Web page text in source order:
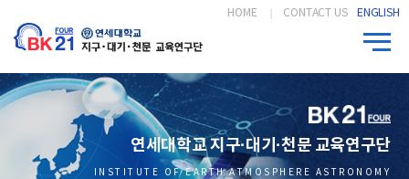
HOME CONTACT US ENGLISH
연세대학교 지구·대기·천문 교육연구단
INSTITUTE OF EARTH ATMOSPHERE ASTRONOMY